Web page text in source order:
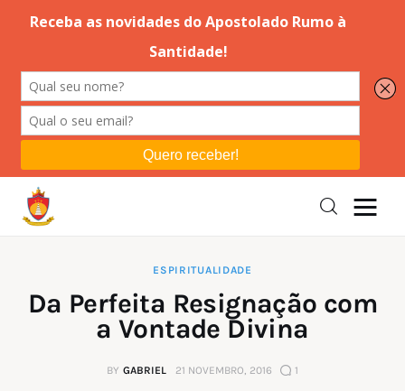
Editorial
Orações
Instruções
Espiritualidade
ESPIRITUALIDADE
Da Perfeita Resignação com
a Vontade Divina
BY GABRIEL 21 NOVEMBRO, 2016 1